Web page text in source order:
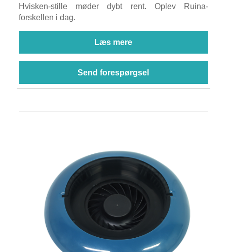
Hvisken-stille møder dybt rent. Oplev Ruina-
forskellen i dag.
Læs mere
Send forespørgsel